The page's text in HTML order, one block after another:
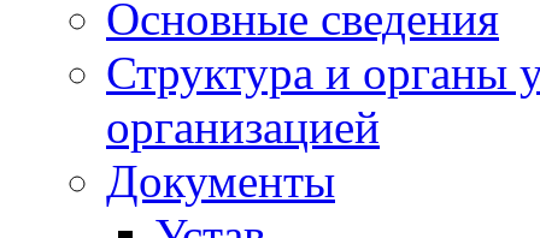
Основные сведения
Структура и органы
организацией
Документы